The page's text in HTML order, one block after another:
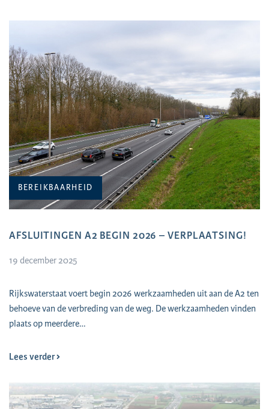
BEREIKBAARHEID
AFSLUITINGEN A2 BEGIN 2026 – VERPLAATSING!
19 december 2025
Rijkswaterstaat voert begin 2026 werkzaamheden uit aan de A2 ten
behoeve van de verbreding van de weg. De werkzaamheden vinden
plaats op meerdere…
Lees verder